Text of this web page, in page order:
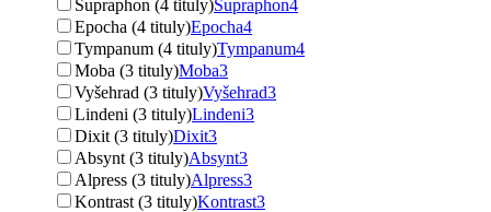
Supraphon (4 tituly)Supraphon4
Epocha (4 tituly)Epocha4
Tympanum (4 tituly)Tympanum4
Moba (3 tituly)Moba3
Vyšehrad (3 tituly)Vyšehrad3
Lindeni (3 tituly)Lindeni3
Dixit (3 tituly)Dixit3
Absynt (3 tituly)Absynt3
Alpress (3 tituly)Alpress3
Kontrast (3 tituly)Kontrast3